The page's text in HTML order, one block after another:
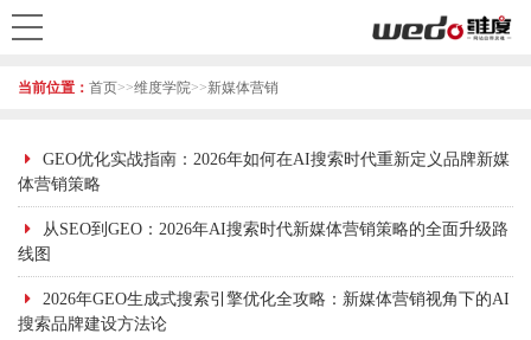
当前位置： 首页>>维度学院>>新媒体营销
GEO优化实战指南：2026年如何在AI搜索时代重新定义品牌新媒
体营销策略
从SEO到GEO：2026年AI搜索时代新媒体营销策略的全面升级路
线图
2026年GEO生成式搜索引擎优化全攻略：新媒体营销视角下的AI
搜索品牌建设方法论